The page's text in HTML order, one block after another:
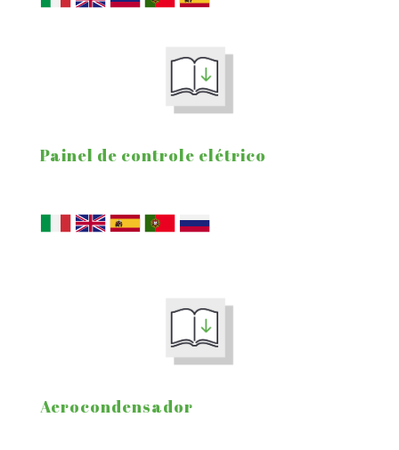
Painel de controle elétrico
Aerocondensador